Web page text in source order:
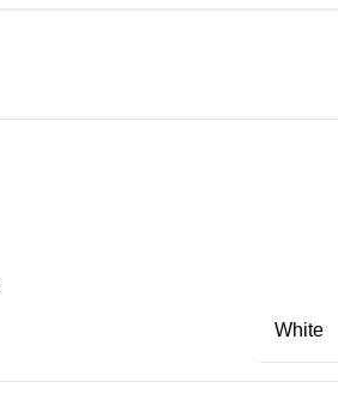
White